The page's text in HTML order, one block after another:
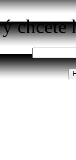
chcete